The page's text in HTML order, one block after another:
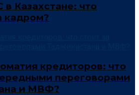
Казахстане: что
кадром?
кредиторов: что
переговорами
и МВФ?